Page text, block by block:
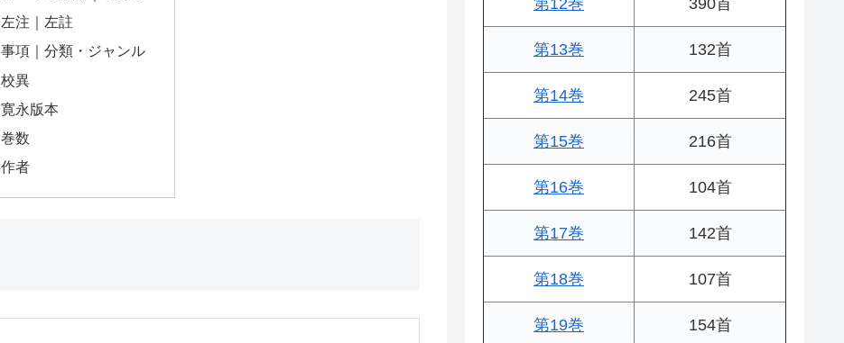
左注｜左註
事項｜分類・ジャンル
校異
寛永版本
巻数
作者
第12巻 390首
第13巻 132首
第14巻 245首
第15巻 216首
第16巻 104首
第17巻 142首
第18巻 107首
第19巻 154首